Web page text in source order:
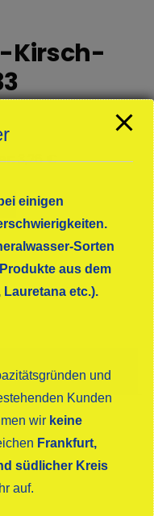
Kirsch-
3,26 €
einigen
Sorten
aus dem
etc.).
und
Kunden
wir keine
Frankfurt,
südlicher Kreis
auf.